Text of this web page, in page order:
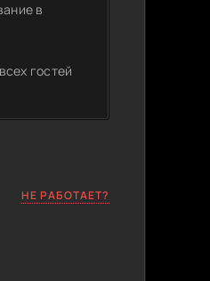
в
гостей
НЕ РАБОТАЕТ?